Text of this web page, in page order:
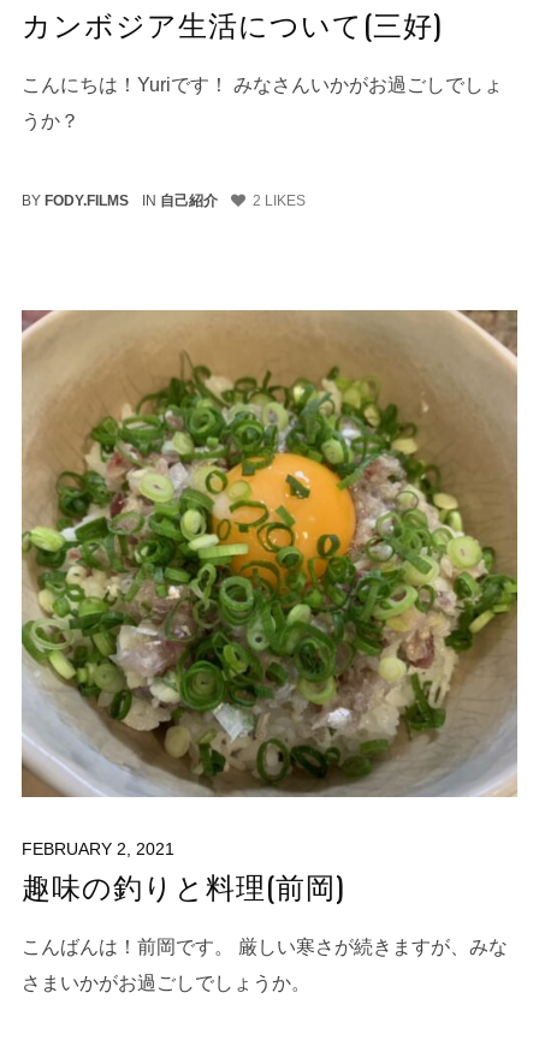
カンボジア生活について(三好)
こんにちは！Yuriです！ みなさんいかがお過ごしでしょ
うか？
BY FODY.FILMS IN 自己紹介 2 LIKES
FEBRUARY 2, 2021
趣味の釣りと料理(前岡)
こんばんは！前岡です。 厳しい寒さが続きますが、みな
さまいかがお過ごしでしょうか。